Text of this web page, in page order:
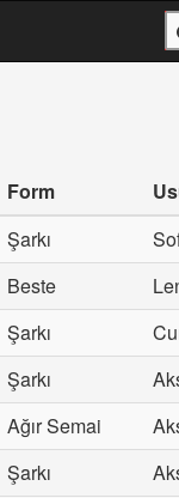
Form
Şarkı
Beste
Şarkı
Şarkı
Ağır Semai
Şarkı